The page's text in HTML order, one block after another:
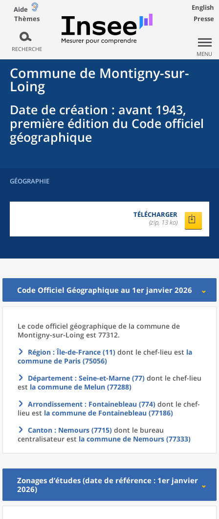
Aide
Thèmes
RECHERCHE
English
Presse
MENU
Commune de Montigny-sur-
Loing
Date de création : avant 1943,
première édition du Code officiel
géographique
GÉOGRAPHIE
TÉLÉCHARGER
(zip, 13 ko)
Code Officiel Géographique au 1er janvier 2026
Le code officiel géographique de la commune de
Montigny-sur-Loing est 77312.
Région : Île-de-France (11) dont le chef-lieu est la
commune de Paris (75056)
Département : Seine-et-Marne (77) dont le chef-lieu
est la commune de Melun (77288)
Arrondissement : Fontainebleau (774) dont le chef-
lieu est la commune de Fontainebleau (77186)
Canton : Nemours (7715) dont le bureau
centralisateur est la commune de Nemours (77333)
Zonages d’études (date de référence : 1er janvier
2026)